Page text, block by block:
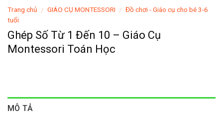
Trang chủ / GIÁO CỤ MONTESSORI / Đồ chơi - Giáo cụ cho bé 3-6
tuổi
Ghép Số Từ 1 Đến 10 – Giáo Cụ
Montessori Toán Học
MÔ TẢ